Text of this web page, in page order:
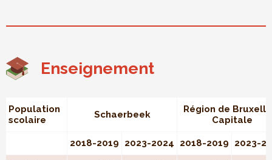
Enseignement
Population
scolaire
Schaerbeek
Région de
Capitale
2018-2019 2023-2024 2018-2019 2023-